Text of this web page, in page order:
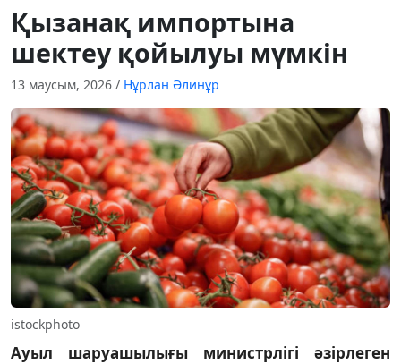
Қызанақ импортына
шектеу қойылуы мүмкін
13 маусым, 2026 / Нұрлан Әлинұр
istockphoto
Ауыл шаруашылығы министрлігі әзірлеген